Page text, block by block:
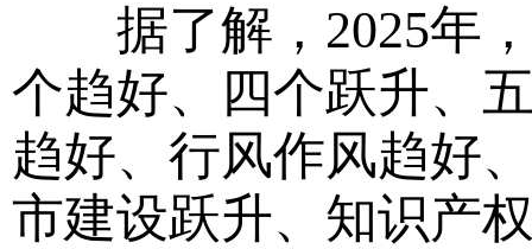
据了解，2025年，
个趋好、四个跃升、
趋好、行风作风趋好
市建设跃升、知识产